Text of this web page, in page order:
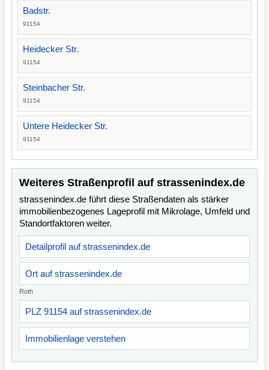
Badstr.
91154
Heidecker Str.
91154
Steinbacher Str.
91154
Untere Heidecker Str.
91154
Weiteres Straßenprofil auf strassenindex.de
strassenindex.de führt diese Straßendaten als stärker
immobilienbezogenes Lageprofil mit Mikrolage, Umfeld und
Standortfaktoren weiter.
Detailprofil auf strassenindex.de
Ort auf strassenindex.de
Roth
PLZ 91154 auf strassenindex.de
Immobilienlage verstehen